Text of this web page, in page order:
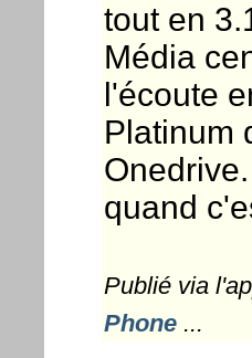
tout en
Média
l'écoute
Platinum
quand
Publié via
Phone...